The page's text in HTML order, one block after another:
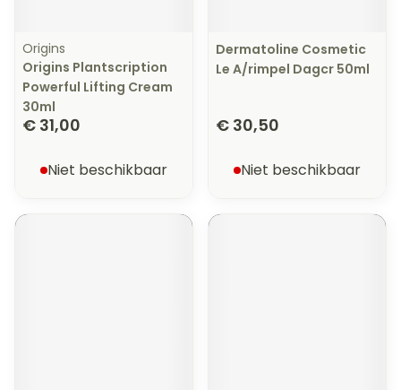
Origins
Origins Plantscription
Powerful Lifting Cream
30ml
€ 31,00
Niet beschikbaar
Dermatoline Cosmetic
Le A/rimpel Dagcr 50ml
€ 30,50
Niet beschikbaar